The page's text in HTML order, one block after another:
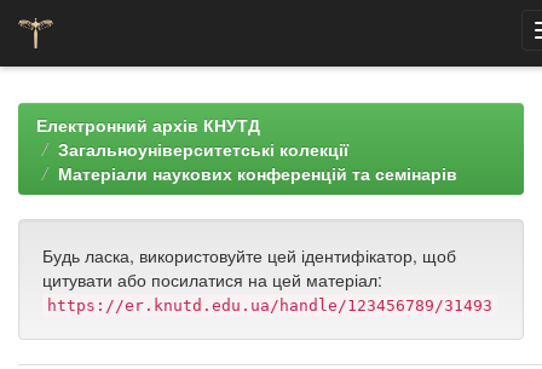
navigationЕлектронний архів КНУТД
Загальноуніверситетські колекції
Матеріали наукових конференцій та семінарів
Будь ласка, використовуйте цей ідентифікатор, щоб
цитувати або посилатися на цей матеріал:
https://er.knutd.edu.ua/handle/123456789/31493